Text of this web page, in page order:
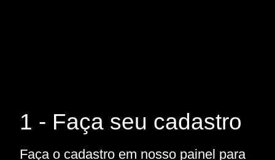
1 - Faça seu cadastro
Faça o cadastro em nosso painel para